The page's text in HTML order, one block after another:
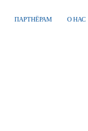
ПАРТНЁРАМ О НАС